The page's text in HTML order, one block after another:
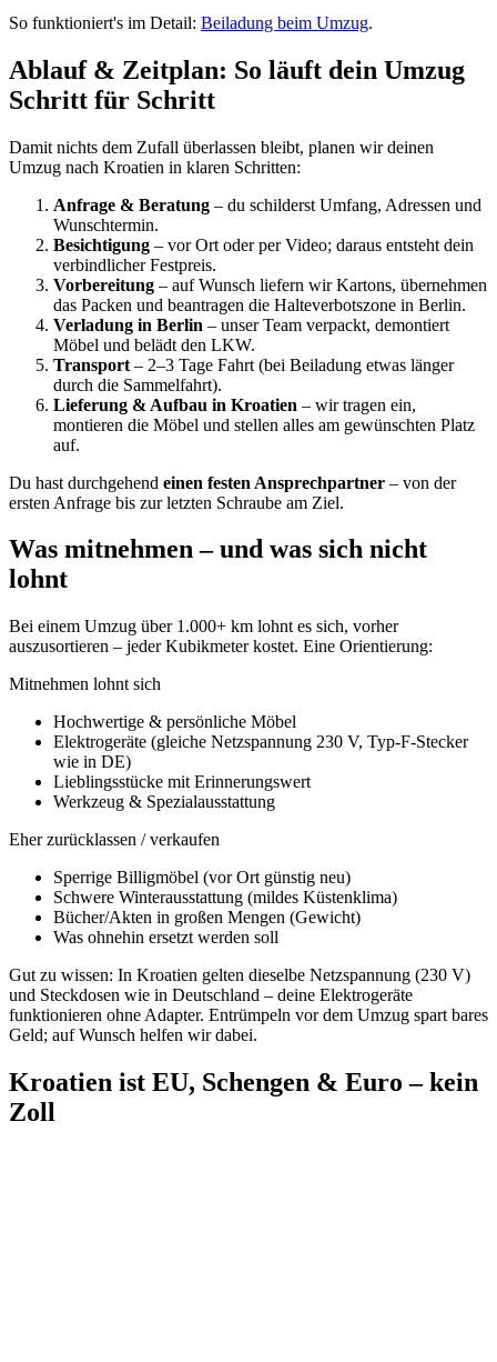
So funktioniert's im Detail: Beiladung beim Umzug.
Ablauf & Zeitplan: So läuft dein Umzug
Schritt für Schritt
Damit nichts dem Zufall überlassen bleibt, planen wir deinen
Umzug nach Kroatien in klaren Schritten:
Anfrage & Beratung – du schilderst Umfang, Adressen und
Wunschtermin.
Besichtigung – vor Ort oder per Video; daraus entsteht dein
verbindlicher Festpreis.
Vorbereitung – auf Wunsch liefern wir Kartons, übernehmen
das Packen und beantragen die Halteverbotszone in Berlin.
Verladung in Berlin – unser Team verpackt, demontiert
Möbel und belädt den LKW.
Transport – 2–3 Tage Fahrt (bei Beiladung etwas länger
durch die Sammelfahrt).
Lieferung & Aufbau in Kroatien – wir tragen ein,
montieren die Möbel und stellen alles am gewünschten Platz
auf.
Du hast durchgehend einen festen Ansprechpartner – von der
ersten Anfrage bis zur letzten Schraube am Ziel.
Was mitnehmen – und was sich nicht
lohnt
Bei einem Umzug über 1.000+ km lohnt es sich, vorher
auszusortieren – jeder Kubikmeter kostet. Eine Orientierung:
Mitnehmen lohnt sich
Hochwertige & persönliche Möbel
Elektrogeräte (gleiche Netzspannung 230 V, Typ-F-Stecker
wie in DE)
Lieblingsstücke mit Erinnerungswert
Werkzeug & Spezialausstattung
Eher zurücklassen / verkaufen
Sperrige Billigmöbel (vor Ort günstig neu)
Schwere Winterausstattung (mildes Küstenklima)
Bücher/Akten in großen Mengen (Gewicht)
Was ohnehin ersetzt werden soll
Gut zu wissen: In Kroatien gelten dieselbe Netzspannung (230 V)
und Steckdosen wie in Deutschland – deine Elektrogeräte
funktionieren ohne Adapter. Entrümpeln vor dem Umzug spart bares
Geld; auf Wunsch helfen wir dabei.
Kroatien ist EU, Schengen & Euro – kein
Zoll